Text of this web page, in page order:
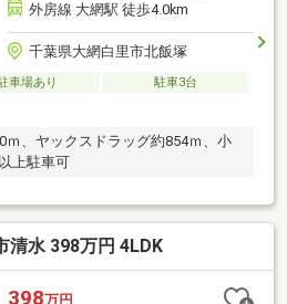
外房線 大網駅 徒歩4.0km
千葉県大網白里市北飯塚
車場あり
駐車3台
ｍ、ヤックスドラッグ約854ｍ、小
上駐車可
清水 398万円 4LDK
398万円